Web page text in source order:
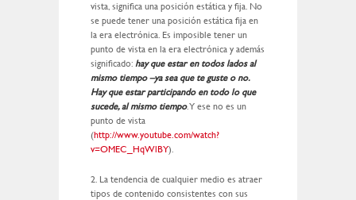
vista, significa una posición estática y fija. No
se puede tener una posición estática fija en
la era electrónica. Es imposible tener un
punto de vista en la era electrónica y además
significado: hay que estar en todos lados al
mismo tiempo –ya sea que te guste o no.
Hay que estar participando en todo lo que
sucede, al mismo tiempo. Y ese no es un
punto de vista
(http://www.youtube.com/watch?
v=OMEC_HqWlBY).
2. La tendencia de cualquier medio es atraer
tipos de contenido consistentes con sus